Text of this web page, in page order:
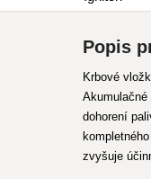
Popis
Krbové
dohorení
zvyšuje